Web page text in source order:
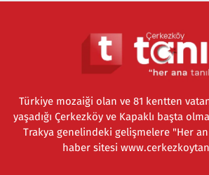
Türkiye mozaiği olan ve 81 kentten
yaşadığı Çerkezköy ve Kapaklı başta
Trakya genelindeki gelişmelere "Her an
haber sitesi